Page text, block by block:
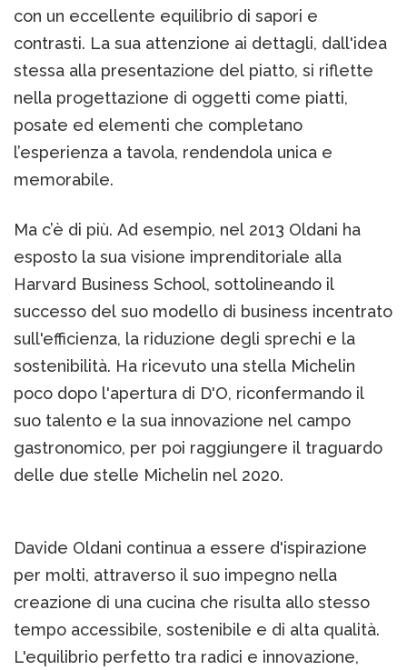
con un eccellente equilibrio di sapori e
contrasti. La sua attenzione ai dettagli, dall'idea
stessa alla presentazione del piatto, si riflette
nella progettazione di oggetti come piatti,
posate ed elementi che completano
l’esperienza a tavola, rendendola unica e
memorabile.
Ma c’è di più. Ad esempio, nel 2013 Oldani ha
esposto la sua visione imprenditoriale alla
Harvard Business School, sottolineando il
successo del suo modello di business incentrato
sull'efficienza, la riduzione degli sprechi e la
sostenibilità. Ha ricevuto una stella Michelin
poco dopo l'apertura di D'O, riconfermando il
suo talento e la sua innovazione nel campo
gastronomico, per poi raggiungere il traguardo
delle due stelle Michelin nel 2020.
Davide Oldani continua a essere d'ispirazione
per molti, attraverso il suo impegno nella
creazione di una cucina che risulta allo stesso
tempo accessibile, sostenibile e di alta qualità.
L'equilibrio perfetto tra radici e innovazione,